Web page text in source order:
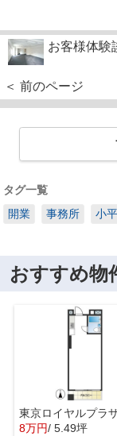
お客様体験
＜ 前のページ
タグ一覧
開業
事務所 小
おすすめ物
東京ロイヤルプラ
8万円/ 5.49坪